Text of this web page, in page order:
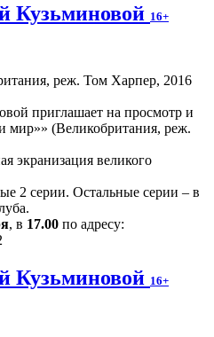
Кузьминовой 16+
приглашает на просмотр и
мир»» (Великобритания, реж.
экранизация великого
2 серии. Остальные серии – в
, в 17.00 по адресу:
Кузьминовой 16+